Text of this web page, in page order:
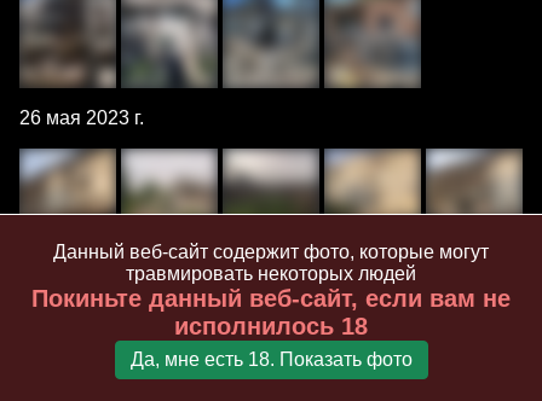
26 мая 2023 г.
11 февраля 2023 г.
Данный веб-сайт содержит фото, которые могут
травмировать некоторых людей
Покиньте данный веб-сайт, если вам не
исполнилось 18
Да, мне есть 18. Показать фото